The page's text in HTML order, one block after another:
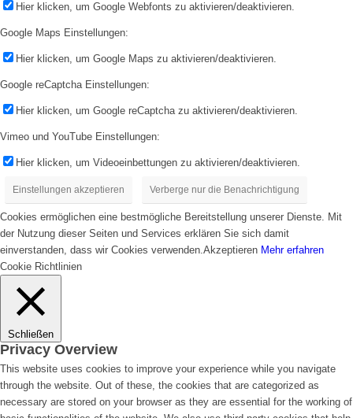
Hier klicken, um Google Webfonts zu aktivieren/deaktivieren.
Google Maps Einstellungen:
Hier klicken, um Google Maps zu aktivieren/deaktivieren.
Google reCaptcha Einstellungen:
Hier klicken, um Google reCaptcha zu aktivieren/deaktivieren.
Vimeo und YouTube Einstellungen:
Hier klicken, um Videoeinbettungen zu aktivieren/deaktivieren.
Einstellungen akzeptieren Verberge nur die Benachrichtigung
Cookies ermöglichen eine bestmögliche Bereitstellung unserer Dienste. Mit
der Nutzung dieser Seiten und Services erklären Sie sich damit
einverstanden, dass wir Cookies verwenden.Akzeptieren Mehr erfahren
Cookie Richtlinien
Schließen
Privacy Overview
This website uses cookies to improve your experience while you navigate
through the website. Out of these, the cookies that are categorized as
necessary are stored on your browser as they are essential for the working of